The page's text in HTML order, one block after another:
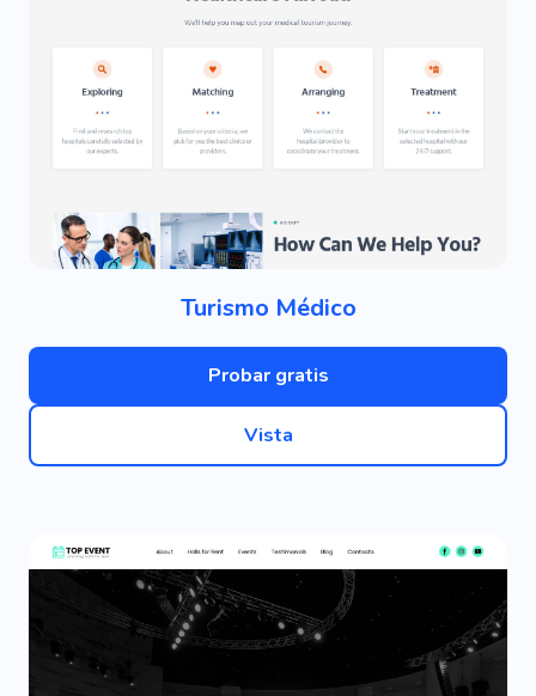
Turismo Médico
Probar gratis
Vista